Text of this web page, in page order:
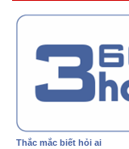
Thắc mắc biết hỏi ai